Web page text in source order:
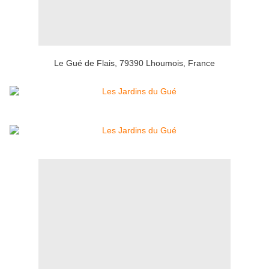
Le Gué de Flais 79390 Lhoumois, France